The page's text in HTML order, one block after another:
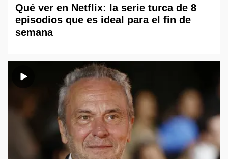
Qué ver en Netflix: la serie turca de 8
episodios que es ideal para el fin de
semana